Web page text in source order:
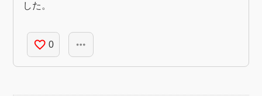
した。
favorite_border 0 more_horiz